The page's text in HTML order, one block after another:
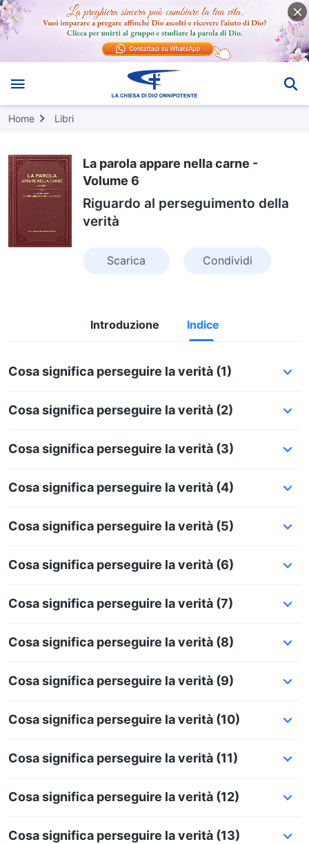
Home Libri
La parola appare nella carne -
Volume 6
Riguardo al perseguimento della
verità
Scarica Condividi
Introduzione Indice
Cosa significa perseguire la verità (1)
Cosa significa perseguire la verità (2)
Cosa significa perseguire la verità (3)
Cosa significa perseguire la verità (4)
Cosa significa perseguire la verità (5)
Cosa significa perseguire la verità (6)
Cosa significa perseguire la verità (7)
Cosa significa perseguire la verità (8)
Cosa significa perseguire la verità (9)
Cosa significa perseguire la verità (10)
Cosa significa perseguire la verità (11)
Cosa significa perseguire la verità (12)
Cosa significa perseguire la verità (13)